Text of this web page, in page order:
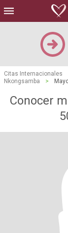
Citas Internacionales
Nkongsamba
>
Conocer